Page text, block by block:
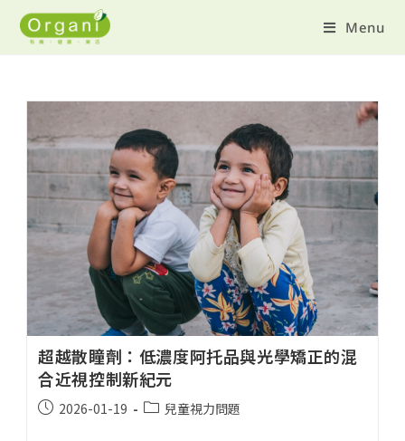
Menu
超越散瞳劑：低濃度阿托品與光學矯正的混
合近視控制新紀元
2026-01-19 兒童視力問題